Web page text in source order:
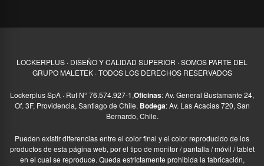
LOCKERPLUS · DISEÑO Y CALIDAD SUPERIOR · SOMOS PARTE DEL
GRUPO MALETEK · TODOS LOS DERECHOS RESERVADOS
Lockerplus SpA · Rut N° 76.574.927-1,Oficinas: Av. General Bustamante 24,
Of. 3F, Providencia, Santiago de Chile. Bodega: Av. Las Acacias 720, San
Bernardo, Chile.
Pueden existir diferencias entre el color final y el color reproducido de los
productos de esta página web, por el tipo de monitor / pantalla / móvil / tablet
en el cual se reproduce. Queda estrictamente prohibida la fabricación,